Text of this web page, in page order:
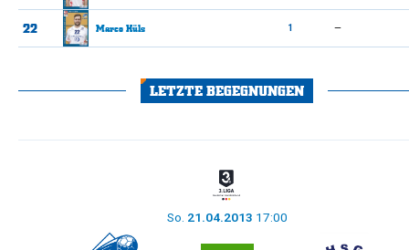
22 Marco Hüls 1 —
LETZTE BEGEGNUNGEN
So. 21.04.2013 17:00